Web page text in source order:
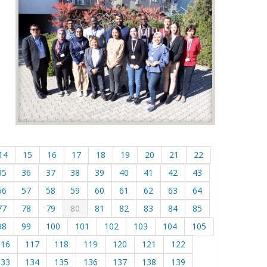
15 16 17 18 19 20 21
22
36 37 38 39 40 41 42
43
57 58 59 60 61 62 63
64
78 79 80 81 82 83 84
85
99 100 101 102 103 104
105
117 118 119 120 121
122
134 135 136 137 138 139